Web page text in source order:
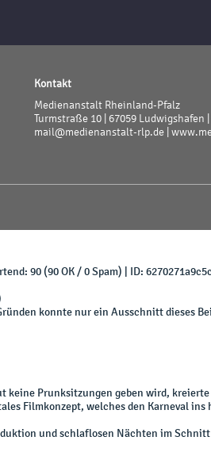
Kontakt
Medienanstalt Rheinland-Pfalz
Turmstraße 10 | 67059 Ludwigshafen |
mail@medienanstalt-rlp.de |
90 (90 OK / 0 Spam) | ID:
konnte nur ein Ausschnitt dieses
keine Prunksitzungen geben wird,
Filmkonzept, welches den Karneval
und schlaflosen Nächten im